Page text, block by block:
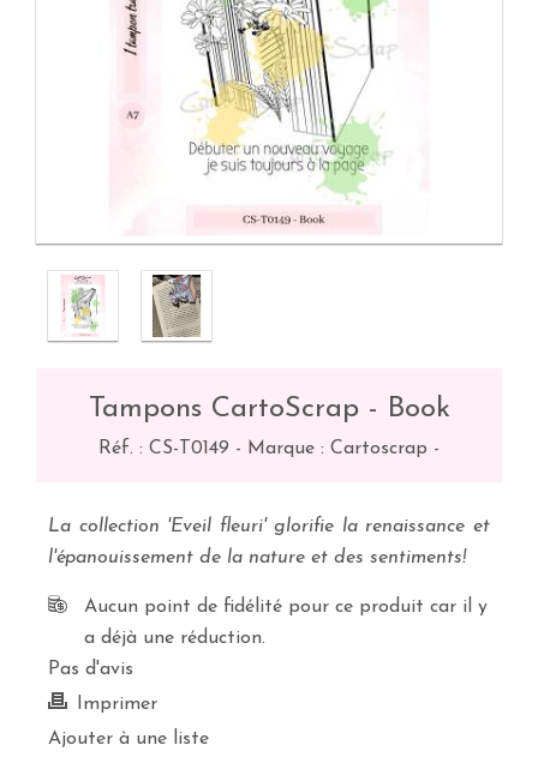
Tampons CartoScrap - Book
Réf. : CS-T0149 - Marque : Cartoscrap -
La collection 'Eveil fleuri' glorifie la renaissance et
l'épanouissement de la nature et des sentiments!
Aucun point de fidélité pour ce produit car il y
a déjà une réduction.
Pas d'avis
Imprimer
Ajouter à une liste